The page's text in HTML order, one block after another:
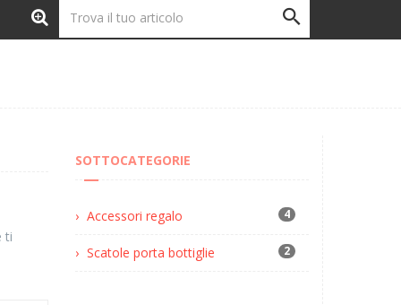
ti
SOTTOCATEGORIE
Accessori regalo 4
Scatole porta bottiglie 2